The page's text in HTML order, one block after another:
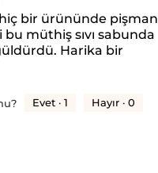
bir ürününde pişman
müthiş sıvı sabunda
Harika bir
Evet · 1 Hayır · 0